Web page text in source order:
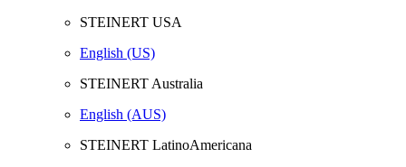
STEINERT USA
English (US)
STEINERT Australia
English (AUS)
STEINERT LatinoAmericana